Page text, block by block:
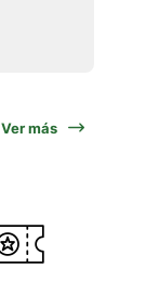
Ver más